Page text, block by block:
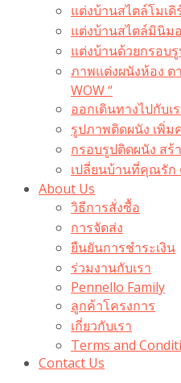
แต่งบ้านสไตล์โมเดิ
แต่งบ้านสไตล์มินิม
แต่งบ้านด้วยกรอบ
ภาพแต่งผนังห้อง ต
WOW “
ออกเดินทางไปกับเ
รูปภาพติดผนัง เพิ่
กรอบรูปติดผนัง สร้
เปลี่ยนบ้านที่คุณรัก
About Us
วิธีการสั่งซื้อ
การจัดส่ง
ยืนยันการชำระเงิน
ร่วมงานกับเรา
Pennello Family
ลูกค้าโครงการ
เกี่ยวกับเรา
Terms and
Contact Us